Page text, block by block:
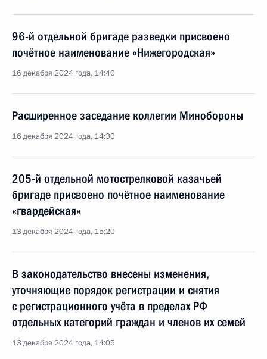
96-й отдельной бригаде разведки присвоено
почётное наименование «Нижегородская»
16 декабря 2024 года, 14:40
Расширенное заседание коллегии Минобороны
16 декабря 2024 года, 14:30
205-й отдельной мотострелковой казачьей
бригаде присвоено почётное наименование
«гвардейская»
13 декабря 2024 года, 15:20
В законодательство внесены изменения,
уточняющие порядок регистрации и снятия
с регистрационного учёта в пределах РФ
отдельных категорий граждан и членов их семей
13 декабря 2024 года, 14:05